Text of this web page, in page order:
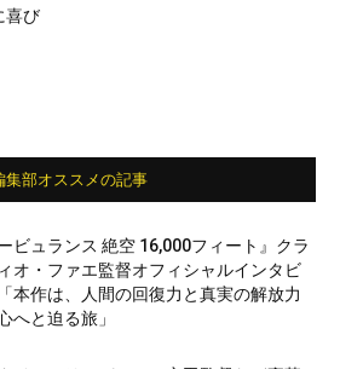
喜び
集部オススメの記事
ービュランス 絶空 16,000フィート』クラ
オ・ファエ監督オフィシャルインタビ
本作は、人間の回復力と真実の解放力
へと迫る旅」